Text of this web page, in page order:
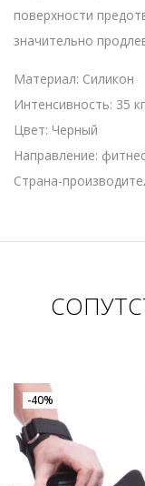
поверхности
значительно
Материал: Силикон
Интенсивность: 35 кг
Цвет: Черный
Направление:
Страна-
-40%